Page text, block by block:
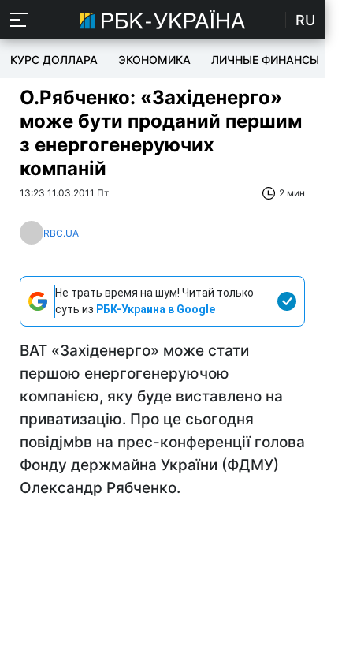
RU
КУРС ДОЛЛАРА ЭКОНОМИКА ЛИЧНЫЕ ФИНАНСЫ
О.Рябченко: «Західенерго»
може бути проданий першим
з енергогенеруючих
компаній
13:23 11.03.2011 Пт 2 мин
RBC.UA
Не трать время на шум! Читай только
суть из РБК-Украина в Google
ВАТ «Західенерго» може стати
першою енергогенеруючою
компанією, яку буде виставлено на
приватизацію. Про це сьогодня
повідjмbв на прес-конференції голова
Фонду держмайна України (ФДМУ)
Олександр Рябченко.